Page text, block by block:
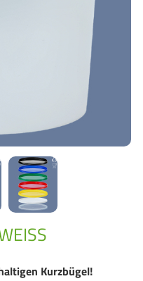
Kurzbügel!
GrassBased Eimer